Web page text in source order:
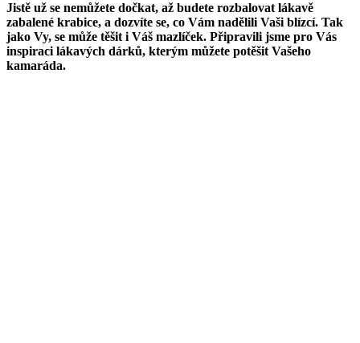
Jistě už se nemůžete dočkat, až budete rozbalovat lákavě
zabalené krabice, a dozvíte se, co Vám nadělili Vaši blízcí. Tak
jako Vy, se může těšit i Váš mazlíček. Připravili jsme pro Vás
inspiraci lákavých dárků, kterým můžete potěšit Vašeho
kamaráda.